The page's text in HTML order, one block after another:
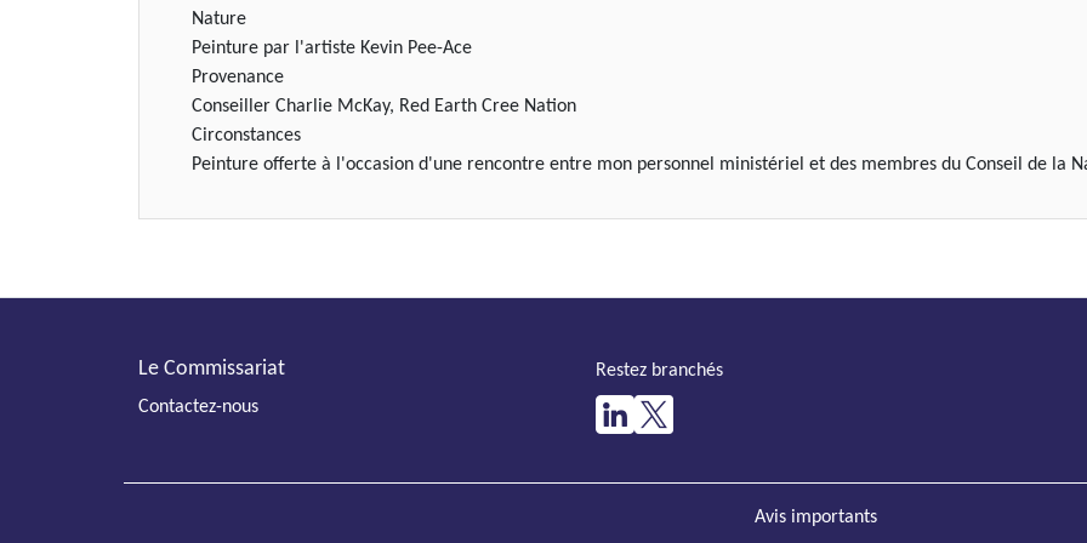
Nature
Peinture par l'artiste Kevin Pee-Ace
Provenance
Conseiller Charlie McKay, Red Earth Cree Nation
Circonstances
Peinture offerte à l'occasion d'une rencontre entre mon personnel ministériel et des membres du Conseil de la
Le Commissariat
Contactez-nous
Restez branchés
Avis importants